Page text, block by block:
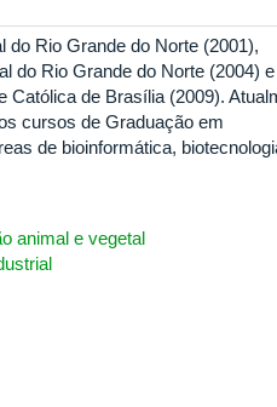
do Rio Grande do Norte (2001),
do Rio Grande do Norte (2004) e
Católica de Brasília (2009).
cursos de Graduação em
de bioinformática,
animal e vegetal